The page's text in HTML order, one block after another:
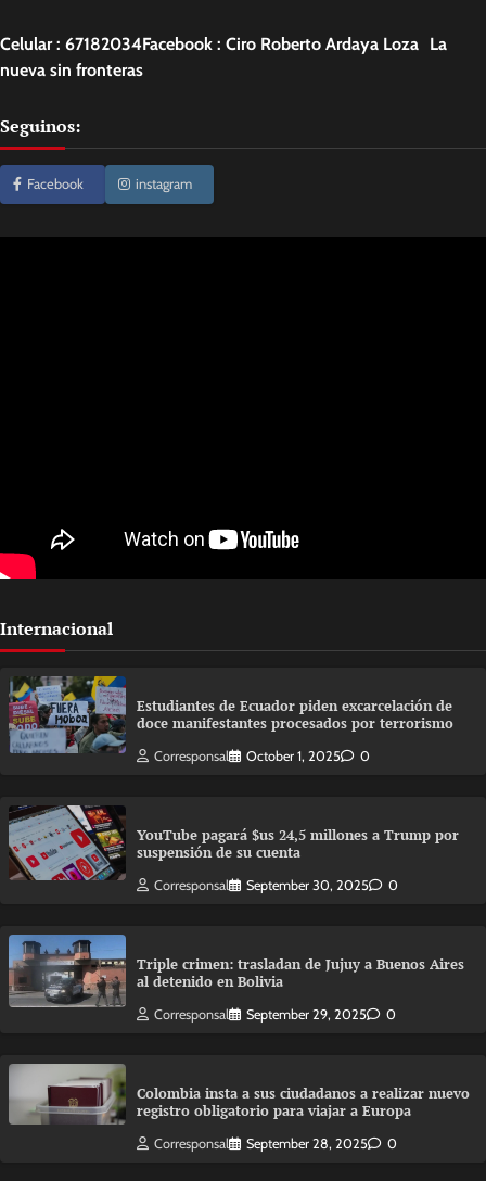
Celular : 67182034Facebook : Ciro Roberto Ardaya Loza La
nueva sin fronteras
Seguinos:
Facebook instagram
Internacional
Estudiantes de Ecuador piden excarcelación de
doce manifestantes procesados por terrorismo
Corresponsal October 1, 2025 0
YouTube pagará $us 24,5 millones a Trump por
suspensión de su cuenta
Corresponsal September 30, 2025 0
Triple crimen: trasladan de Jujuy a Buenos Aires
al detenido en Bolivia
Corresponsal September 29, 2025 0
Colombia insta a sus ciudadanos a realizar nuevo
registro obligatorio para viajar a Europa
Corresponsal September 28, 2025 0